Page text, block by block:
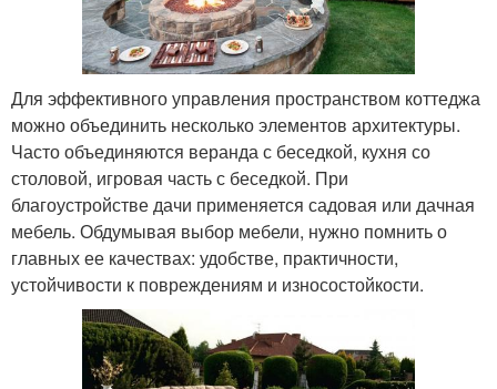
Для эффективного управления пространством коттеджа
можно объединить несколько элементов архитектуры.
Часто объединяются веранда с беседкой, кухня со
столовой, игровая часть с беседкой. При
благоустройстве дачи применяется садовая или дачная
мебель. Обдумывая выбор мебели, нужно помнить о
главных ее качествах: удобстве, практичности,
устойчивости к повреждениям и износостойкости.